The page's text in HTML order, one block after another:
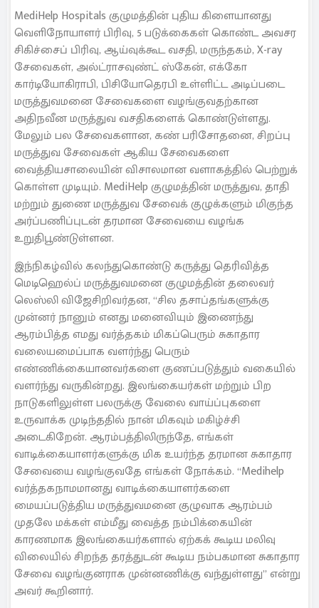
MediHelp Hospitals குழுமத்தின் புதிய கிளையானது
வெளிநோயாளர் பிரிவு, 5 படுக்கைகள் கொண்ட அவசர
சிகிச்சைப் பிரிவு, ஆய்வுக்கூட வசதி, மருந்தகம், X-ray
சேவைகள், அல்ட்ராசவுண்ட் ஸ்கேன், எக்கோ
கார்டியோகிராபி, பிசியோதெரபி உள்ளிட்ட அடிப்படை
மருத்துவமனை சேவைகளை வழங்குவதற்கான
அதிநவீன மருத்துவ வசதிகளைக் கொண்டுள்ளது.
மேலும் பல சேவைகளான, கண் பரிசோதனை, சிறப்பு
மருத்துவ சேவைகள் ஆகிய சேவைகளை
வைத்தியசாலையின் விசாலமான வளாகத்தில் பெற்றுக்
கொள்ள முடியும். MediHelp குழுமத்தின் மருத்துவ, தாதி
மற்றும் துணை மருத்துவ சேவைக் குழுக்களும் மிகுந்த
அர்ப்பணிப்புடன் தரமான சேவையை வழங்க
உறுதிபூண்டுள்ளன.
இந்நிகழ்வில் கலந்துகொண்டு கருத்து தெரிவித்த
மெடிஹெல்ப் மருத்துவமனை குழுமத்தின் தலைவர்
லெஸ்லி விஜேசிறிவர்தன, “சில தசாப்தங்களுக்கு
முன்னர் நானும் எனது மனைவியும் இணைந்து
ஆரம்பித்த எமது வர்த்தகம் மிகப்பெரும் சுகாதார
வலையமைப்பாக வளர்ந்து பெரும்
எண்ணிக்கையானவர்களை குணப்படுத்தும் வகையில்
வளர்ந்து வருகின்றது. இலங்கையர்கள் மற்றும் பிற
நாடுகளிலுள்ள பலருக்கு வேலை வாய்ப்புகளை
உருவாக்க முடிந்ததில் நான் மிகவும் மகிழ்ச்சி
அடைகிறேன். ஆரம்பத்திலிருந்தே, எங்கள்
வாடிக்கையாளர்களுக்கு மிக உயர்ந்த தரமான சுகாதார
சேவையை வழங்குவதே எங்கள் நோக்கம். “Medihelp
வர்த்தகநாமமானது வாடிக்கையாளர்களை
மையப்படுத்திய மருத்துவமனை குழுவாக ஆரம்பம்
முதலே மக்கள் எம்மீது வைத்த நம்பிக்கையின்
காரணமாக இலங்கையர்களால் ஏற்கக் கூடிய மலிவு
விலையில் சிறந்த தரத்துடன் கூடிய நம்பகமான சுகாதார
சேவை வழங்குனராக முன்னணிக்கு வந்துள்ளது” என்று
அவர் கூறினார்.